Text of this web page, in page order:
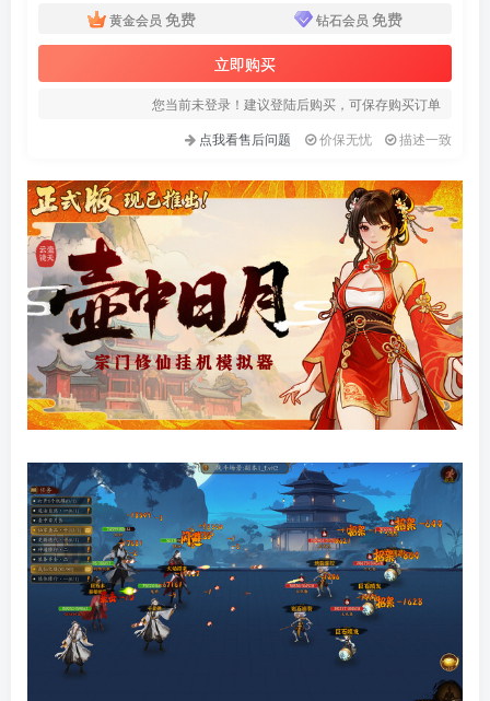
黄金会员 免费 钻石会员 免费
立即购买
您当前未登录！建议登陆后购买，可保存购买订单
点我看售后问题
价保无忧 描述一致